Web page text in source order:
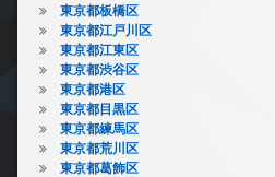
東京都板橋区
東京都江戸川区
東京都江東区
東京都渋谷区
東京都港区
東京都目黒区
東京都練馬区
東京都荒川区
東京都葛飾区